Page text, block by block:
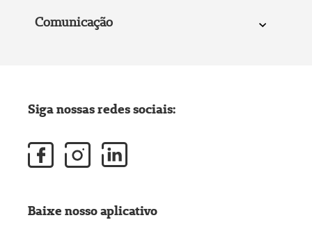
Comunicação
Siga nossas redes sociais:
Baixe nosso aplicativo